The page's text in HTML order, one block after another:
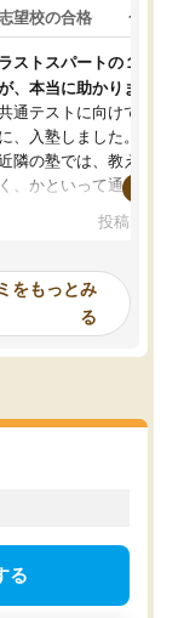
望校の合格 合格
ラストスパートの１か月
、本当に助かりました
通テストに向けての追
に、入塾しました。田舎
隣の塾では、教えても
く、かといって通うには
可能なので本当に助か
らないところをピンポイ
頂いて、とてもわかり
していました。一生を
ト、多少お金がかかっ
投稿日：
をもっとみ
る
る